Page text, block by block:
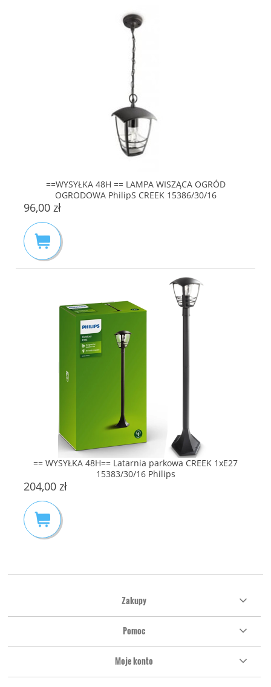
==WYSYŁKA 48H == LAMPA WISZĄCA OGRÓD
OGRODOWA PhilipS CREEK 15386/30/16
96,00 zł
== WYSYŁKA 48H== Latarnia parkowa CREEK 1xE27
15383/30/16 Philips
204,00 zł
Zakupy
Pomoc
Moje konto